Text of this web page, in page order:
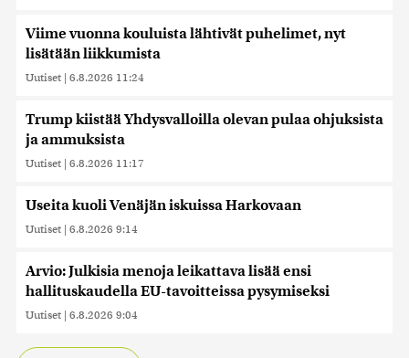
Viime vuonna kouluista lähtivät puhelimet, nyt
lisätään liikkumista
Uutiset | 6.8.2026 11:24
Trump kiistää Yhdysvalloilla olevan pulaa ohjuksista
ja ammuksista
Uutiset | 6.8.2026 11:17
Useita kuoli Venäjän iskuissa Harkovaan
Uutiset | 6.8.2026 9:14
Arvio: Julkisia menoja leikattava lisää ensi
hallituskaudella EU-tavoitteissa pysymiseksi
Uutiset | 6.8.2026 9:04